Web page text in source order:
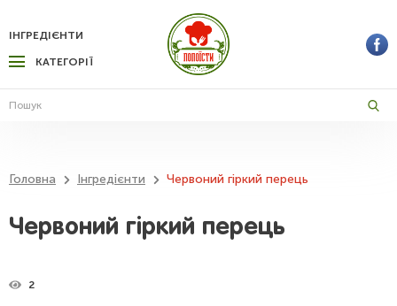
КАТЕГОРІЇ
ІНГРЕДІЄНТИ
Головна Інгредієнти Червоний гіркий перець
Червоний гіркий перець
2